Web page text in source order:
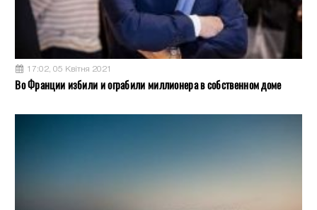
17:02, 05 Квітня 2021
Во Франции избили и ограбили миллионера в собственном доме